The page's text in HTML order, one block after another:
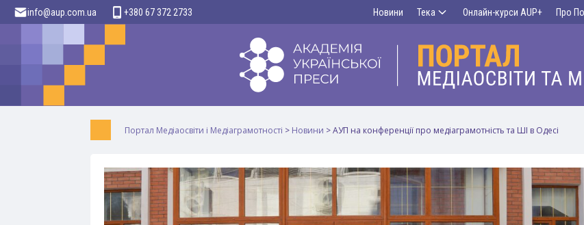
info@aup.com.ua +380 67 372 2733 Новини Тека Онлайн-курси AUP+ Про
Портал Медіаосвіти і Медіаграмотності > Новини >АУП на конференції про медіаграмотність та ШІ в Одесі